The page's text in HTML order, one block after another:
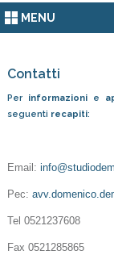
MENU
Contatti
Per informazionie
seguenti recapiti:
Email:
Pec:
Tel 0521237608
Fax 0521285865